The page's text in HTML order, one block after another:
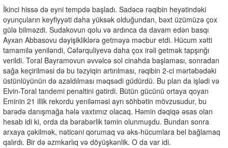
İkinci hissə də eyni tempdə başladı. Sadəcə rəqibin heyətindəki
oyunçuların keyfiyyəti daha yüksək olduğundan, bəxt üzümüzə çox
gülə bilməzdi. Sudakovun qolu və ardınca da davam edən basqı
Ayxan Abbasovu dəyişikliklərə getməyə məcbur etdi. Hücum xətti
tamamilə yeniləndi, Cəfərquliyevə daha çox irəli getmək tapşırığı
verildi. Toral Bayramovun əvvəlcə sol cinahda başlaması, sonradan
sağa keçirilməsi də bu təzyiqin artırılması, rəqibin 2-ci mərtəbədəki
üstünlüyünün də azaldılması məqsədi güdürdü. Bu plan da işlədi və
Elvin-Toral tandemi penaltini gətirdi. Bütün gücünü ortaya qoyan
Eminin 21 illik rekordu yeniləməsi ayrı söhbətin mövzusudur, bu
barədə danışmağa hələ vaxtımız olacaq. Həmin dəqiqə əsas olan
hesab idi ki, orda da bərabərlik təmin olunmuşdu. Bundan sonra
arxaya çəkilmək, nəticəni qorumaq və əks-hücumlara bel bağlamaq
qalırdı. Bir də əzmkarlıq və döyüşkənlik. O da var idi.